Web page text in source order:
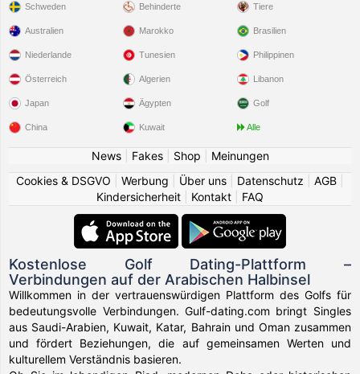
Schweden Behinderte Tiere
Australien
Niederlande
Österreich
Japan
China
Marokko
Tunesien
Algerien
Ägypten
Kuwait
Brasilien
Philippinen
Libanon
Golf
Alle
News| Fakes| Shop
Meinungen
Cookies & DSGVO
Werbung Über uns Datenschutz AGB
Kindersicherheit
Kontakt FAQ
Kostenlose Golf Dating-Plattform –
Verbindungen auf der Arabischen Halbinsel
Willkommen in der vertrauenswürdigen Plattform des Golfs für
bedeutungsvolle Verbindungen. Gulf-dating.com bringt Singles
aus Saudi-Arabien, Kuwait, Katar, Bahrain und Oman zusammen
und fördert Beziehungen, die auf gemeinsamen Werten und
kulturellem Verständnis basieren.